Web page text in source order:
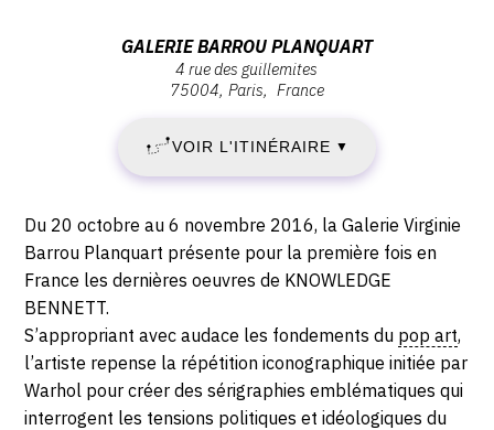
20
2016
-
DIMANCHE
NOVEMBRE
2016
rue
des
Guillemites,
75004
Paris
GALERIE BARROU PLANQUART
4 rue des guillemites
75004 Paris France
VOIR L'ITINÉRAIRE ▼
Description,
horaires...
Du 20 octobre au 6 novembre 2016, la Galerie Virginie
Barrou Planquart présente pour la première fois en
France les dernières oeuvres de KNOWLEDGE
BENNETT.
S’appropriant avec audace les fondements du pop art,
l’artiste repense la répétition iconographique initiée par
Warhol pour créer des sérigraphies emblématiques qui
interrogent les tensions politiques et idéologiques du